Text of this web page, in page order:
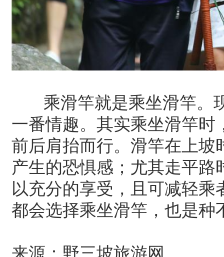
乘滑竿就是乘坐滑竿。
一番情趣。其实乘坐滑竿
前后肩抬而行。滑竿在上
产生的恐惧感；尤其走平
以充分的享受，且可减轻
都会选择乘坐滑竿，也是种
来源：野三坡旅游网